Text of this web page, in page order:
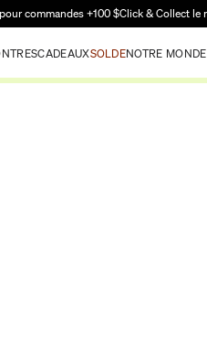
au contenu principal
commandes +100 $Click & Collect le
CADEAUXSOLDENOTRE MONDE